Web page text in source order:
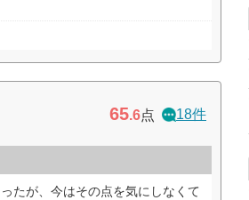
65.6点 18件
たが、今はその点を気にしなくて